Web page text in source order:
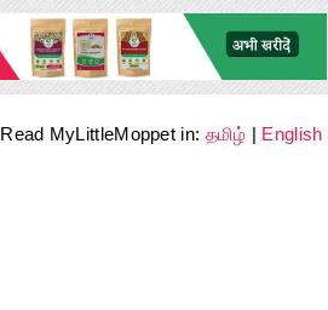
Read MyLittleMoppet in: தமிழ் | English